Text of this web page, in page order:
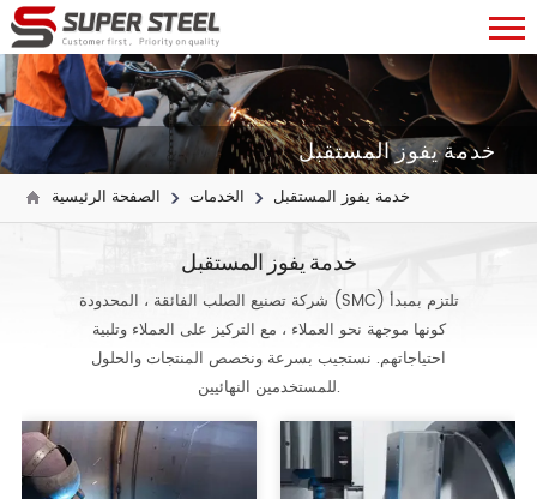
خدمة يفوز المستقبل
الصفحة الرئيسية الخدمات خدمة يفوز المستقبل
خدمة يفوز المستقبل
شركة تصنيع الصلب الفائقة ، المحدودة (SMC) تلتزم بمبدأ
كونها موجهة نحو العملاء ، مع التركيز على العملاء وتلبية
احتياجاتهم. نستجيب بسرعة ونخصص المنتجات والحلول
للمستخدمين النهائيين.